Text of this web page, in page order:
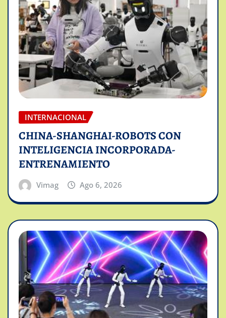
INTERNACIONAL
CHINA-SHANGHAI-ROBOTS CON
INTELIGENCIA INCORPORADA-
ENTRENAMIENTO
Vimag Ago 6, 2026